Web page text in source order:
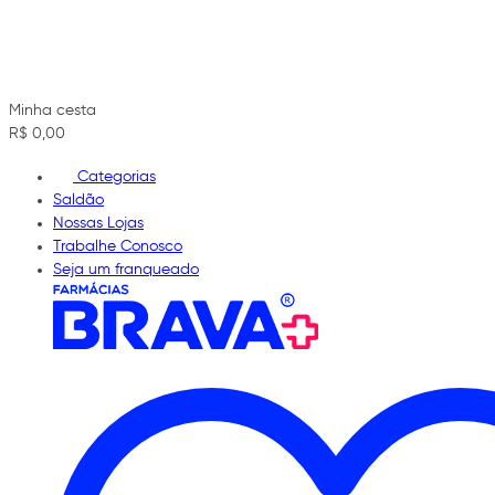
Minha cesta
R$ 0,00
Categorias
Saldão
Nossas Lojas
Trabalhe Conosco
Seja um franqueado